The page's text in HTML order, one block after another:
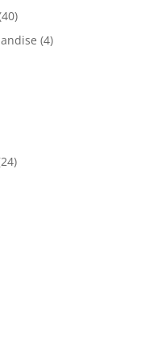
(4)